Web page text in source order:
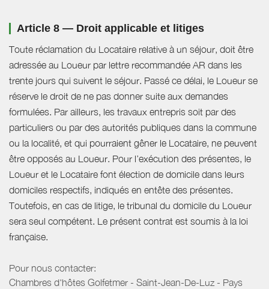
Article 8 — Droit applicable et litiges
Toute réclamation du Locataire relative à un séjour, doit être
adressée au Loueur par lettre recommandée AR dans les
trente jours qui suivent le séjour. Passé ce délai, le Loueur se
réserve le droit de ne pas donner suite aux demandes
formulées. Par ailleurs, les travaux entrepris soit par des
particuliers ou par des autorités publiques dans la commune
ou la localité, et qui pourraient gêner le Locataire, ne peuvent
être opposés au Loueur. Pour l’exécution des présentes, le
Loueur et le Locataire font élection de domicile dans leurs
domiciles respectifs, indiqués en entête des présentes.
Toutefois, en cas de litige, le tribunal du domicile du Loueur
sera seul compétent. Le présent contrat est soumis à la loi
française.
Pour nous contacter:
Chambres d'hôtes Golfetmer - Saint-Jean-De-Luz - Pays